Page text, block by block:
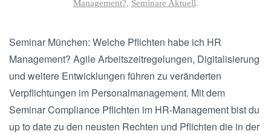
Management?, Seminare Aktuell.
Seminar München: Welche Pflichten habe ich HR
Management? Agile Arbeitszeitregelungen, Digitalisierung
und weitere Entwicklungen führen zu veränderten
Verpflichtungen im Personalmanagement. Mit dem
Seminar Compliance Pflichten im HR-Management bist du
up to date zu den neusten Rechten und Pflichten die in der